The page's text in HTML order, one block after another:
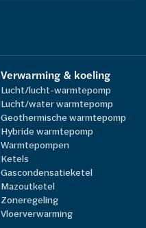
Verwarming & koeling
Lucht/lucht-warmtepomp
Lucht/water warmtepomp
Geothermische warmtepomp
Hybride warmtepomp
Warmtepompen
Ketels
Gascondensatieketel
Mazoutketel
Zoneregeling
Vloerverwarming